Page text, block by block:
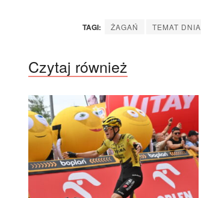
TAGI: ŻAGAŃ TEMAT DNIA
Czytaj również